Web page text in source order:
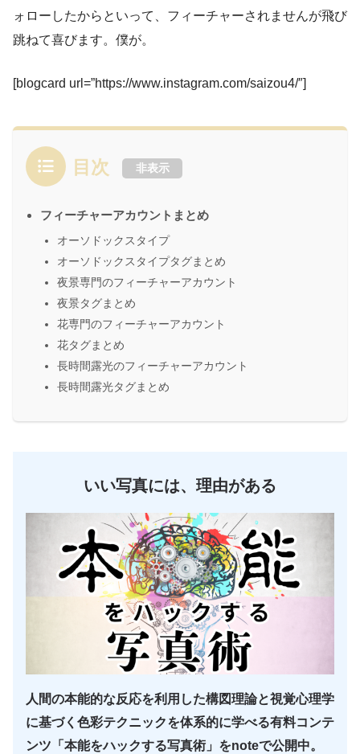
ォローしたからといって、フィーチャーされませんが飛び
跳ねて喜びます。僕が。
[blogcard url=”https://www.instagram.com/saizou4/″]
目次 非表示
フィーチャーアカウントまとめ
オーソドックスタイプ
オーソドックスタイプタグまとめ
夜景専門のフィーチャーアカウント
夜景タグまとめ
花専門のフィーチャーアカウント
花タグまとめ
長時間露光のフィーチャーアカウント
長時間露光タグまとめ
いい写真には、理由がある
人間の本能的な反応を利用した構図理論と視覚心理学
に基づく色彩テクニックを体系的に学べる有料コンテ
ンツ「本能をハックする写真術」をnoteで公開中。